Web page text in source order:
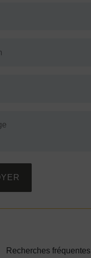
Recherches fréquentes